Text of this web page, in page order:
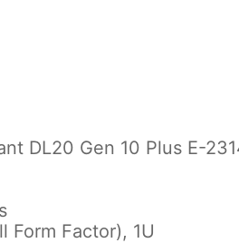
DL20 Gen 10 Plus E-
Form Factor), 1U